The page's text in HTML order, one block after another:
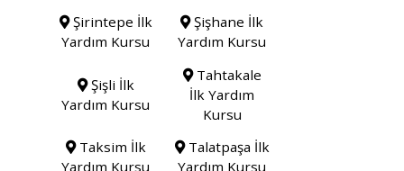
Şirintepe İlk
Yardım Kursu
Şişhane İlk
Yardım Kursu
Şişli İlk
Yardım Kursu
Tahtakale
İlk Yardım
Kursu
Taksim İlk
Yardım Kursu
Talatpaşa İlk
Yardım Kursu